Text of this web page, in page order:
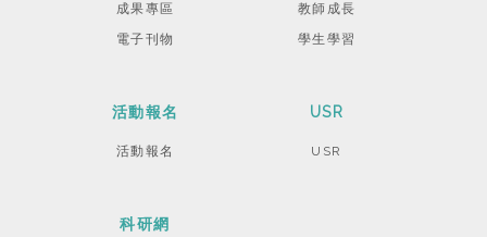
成果專區
電子刊物
教師成長
學生學習
活動報名
活動報名
USR
USR
科研網